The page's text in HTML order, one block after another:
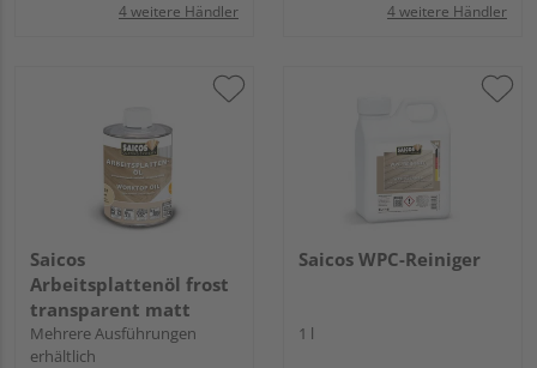
4 weitere Händler 4 weitere Händler
Saicos
Arbeitsplattenöl frost
transparent matt
Mehrere Ausführungen
erhältlich
Saicos WPC-Reiniger
1 l